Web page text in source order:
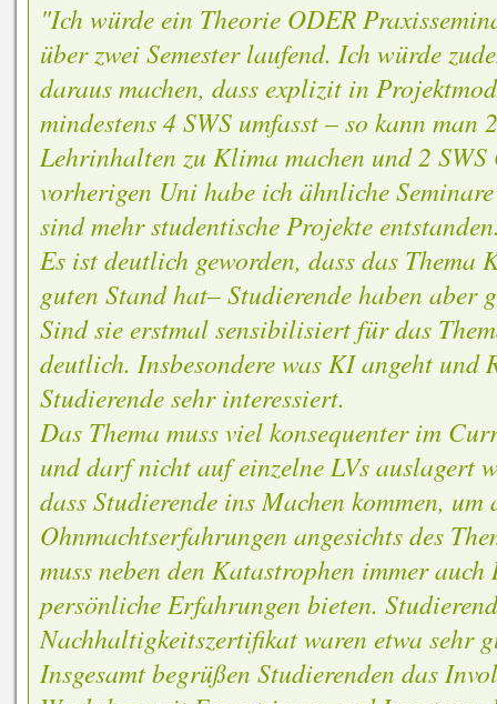
"Ich würde ein Theorie ODER
über zwei Semester laufend. Ich würde
daraus machen, dass explizit in
mindestens 4 SWS umfasst – so kann man
Lehrinhalten zu Klima machen und 2
vorherigen Uni habe ich ähnliche
sind mehr studentische Projekte
Es ist deutlich geworden, dass das Thema
guten Stand hat– Studierende haben aber
Sind sie erstmal sensibilisiert für das
deutlich. Insbesondere was KI angeht und
Studierende sehr interessiert.
Das Thema muss viel konsequenter im
und darf nicht auf einzelne LVs auslagert
dass Studierende ins Machen kommen, um
Ohnmachtserfahrungen angesichts des
muss neben den Katastrophen immer
persönliche Erfahrungen bieten.
Nachhaltigkeitszertifikat waren etwa sehr
Insgesamt begrüßen Studierenden das